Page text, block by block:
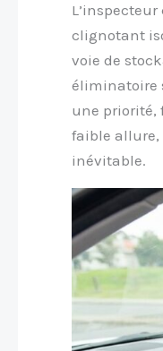
clignotant
voie de
éliminatoire
une priorité,
faible allure,
inévitable.